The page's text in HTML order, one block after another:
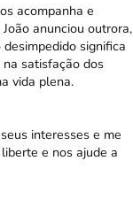
acompanha e
anunciou outrora,
significa
satisfação dos
vida plena.
interesses e me
e nos ajude a